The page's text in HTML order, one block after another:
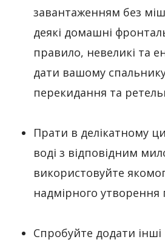
завантаженням без
деякі домашні
правило, невеликі та
дати вашому
перекидання та
Прати в делікатному
воді з відповідним
використовуйте
надмірного утворення
Спробуйте додати інші